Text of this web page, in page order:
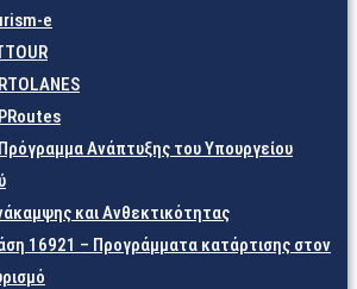
e
Ανάπτυξης του Υπουργείου
και Ανθεκτικότητας
16921 – Προγράμματα κατάρτισης στον